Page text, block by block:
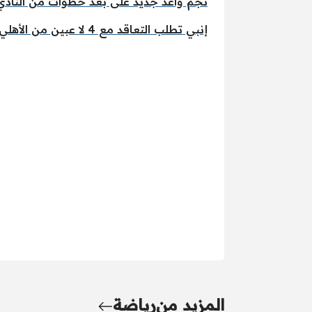
إنبي تطلب التعاقد مع 4 لا عبين من الأهلي .. منهم هذا النجم الواعد
المزيد منرياضة